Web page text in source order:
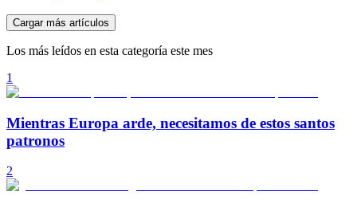
Cargar más artículos
Los más leídos en esta categoría este mes
1
Mientras Europa arde, necesitamos de estos santos
patronos
2